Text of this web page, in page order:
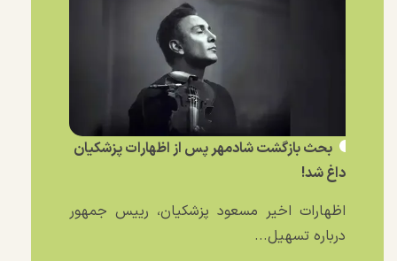
بحث بازگشت شادمهر پس از اظهارات پزشکیان
داغ شد!
اظهارات اخیر مسعود پزشکیان، رییس جمهور
درباره تسهیل...